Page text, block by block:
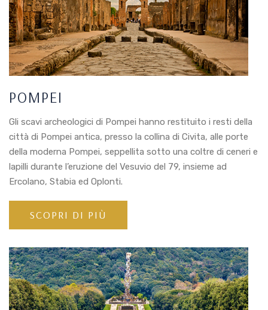
POMPEI
Gli scavi archeologici di Pompei hanno restituito i resti della
città di Pompei antica, presso la collina di Civita, alle porte
della moderna Pompei, seppellita sotto una coltre di ceneri e
lapilli durante l’eruzione del Vesuvio del 79, insieme ad
Ercolano, Stabia ed Oplonti.
SCOPRI DI PIÙ